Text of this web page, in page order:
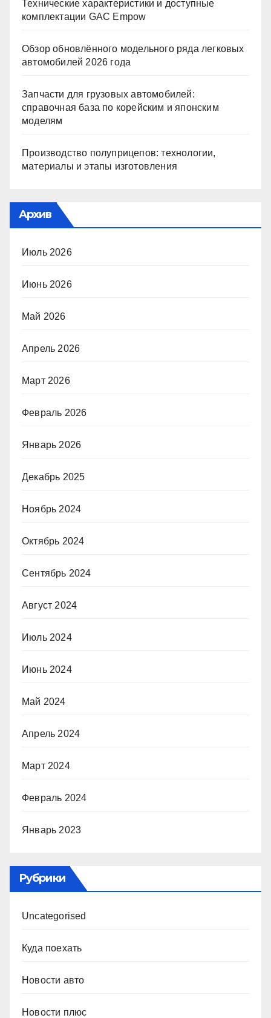
Технические характеристики и доступные
комплектации GAC Empow
Обзор обновлённого модельного ряда легковых
автомобилей 2026 года
Запчасти для грузовых автомобилей:
справочная база по корейским и японским
моделям
Производство полуприцепов: технологии,
материалы и этапы изготовления
Архив
Июль 2026
Июнь 2026
Май 2026
Апрель 2026
Март 2026
Февраль 2026
Январь 2026
Декабрь 2025
Ноябрь 2024
Октябрь 2024
Сентябрь 2024
Август 2024
Июль 2024
Июнь 2024
Май 2024
Апрель 2024
Март 2024
Февраль 2024
Январь 2023
Рубрики
Uncategorised
Куда поехать
Новости авто
Новости плюс